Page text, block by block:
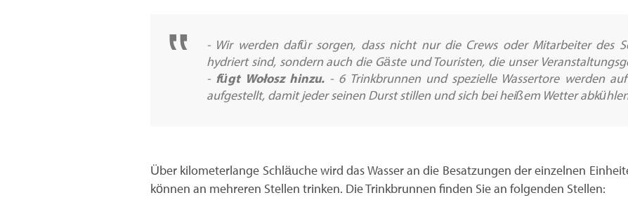
- Wir werden dafür sorgen, dass nicht nur die Crews oder Mitarbeiter des
hydriert sind, sondern auch die Gäste und Touristen, die unser
- fügt Wołosz hinzu.- 6 Trinkbrunnen und spezielle Wassertore werden
aufgestellt, damit jeder seinen Durst stillen und sich bei heißem Wetter
Über kilometerlange Schläuche wird das Wasser an die Besatzungen der einzelnen
können an mehreren Stellen trinken. Die Trinkbrunnen finden Sie an folgenden Stellen: